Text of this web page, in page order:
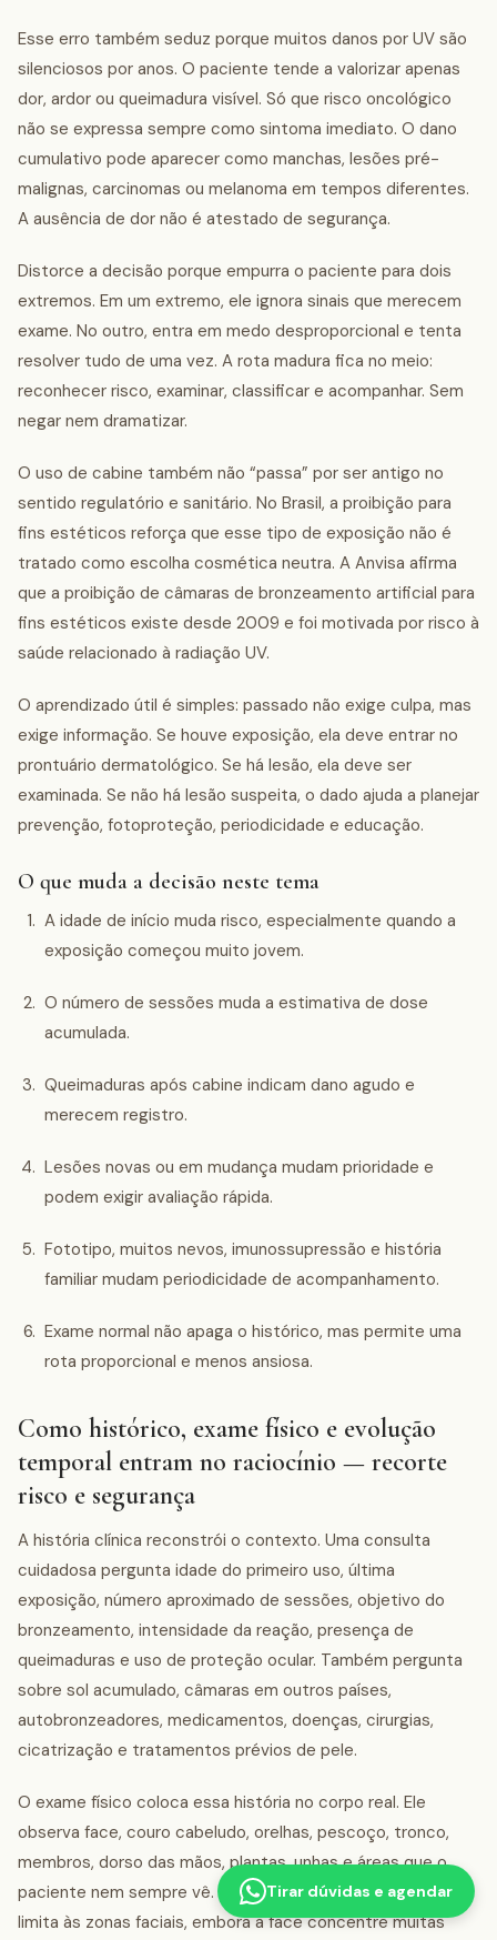
Esse erro também seduz porque muitos danos por UV são
silenciosos por anos. O paciente tende a valorizar apenas
dor, ardor ou queimadura visível. Só que risco oncológico
não se expressa sempre como sintoma imediato. O dano
cumulativo pode aparecer como manchas, lesões pré-
malignas, carcinomas ou melanoma em tempos diferentes.
A ausência de dor não é atestado de segurança.
Distorce a decisão porque empurra o paciente para dois
extremos. Em um extremo, ele ignora sinais que merecem
exame. No outro, entra em medo desproporcional e tenta
resolver tudo de uma vez. A rota madura fica no meio:
reconhecer risco, examinar, classificar e acompanhar. Sem
negar nem dramatizar.
O uso de cabine também não “passa” por ser antigo no
sentido regulatório e sanitário. No Brasil, a proibição para
fins estéticos reforça que esse tipo de exposição não é
tratado como escolha cosmética neutra. A Anvisa afirma
que a proibição de câmaras de bronzeamento artificial para
fins estéticos existe desde 2009 e foi motivada por risco à
saúde relacionado à radiação UV.
O aprendizado útil é simples: passado não exige culpa, mas
exige informação. Se houve exposição, ela deve entrar no
prontuário dermatológico. Se há lesão, ela deve ser
examinada. Se não há lesão suspeita, o dado ajuda a planejar
prevenção, fotoproteção, periodicidade e educação.
O que muda a decisão neste tema
A idade de início muda risco, especialmente quando a
exposição começou muito jovem.
O número de sessões muda a estimativa de dose
acumulada.
Queimaduras após cabine indicam dano agudo e
merecem registro.
Lesões novas ou em mudança mudam prioridade e
podem exigir avaliação rápida.
Fototipo, muitos nevos, imunossupressão e história
familiar mudam periodicidade de acompanhamento.
Exame normal não apaga o histórico, mas permite uma
rota proporcional e menos ansiosa.
Como histórico, exame físico e evolução
temporal entram no raciocínio — recorte
risco e segurança
A história clínica reconstrói o contexto. Uma consulta
cuidadosa pergunta idade do primeiro uso, última
exposição, número aproximado de sessões, objetivo do
bronzeamento, intensidade da reação, presença de
queimaduras e uso de proteção ocular. Também pergunta
sobre sol acumulado, câmaras em outros países,
autobronzeadores, medicamentos, doenças, cirurgias,
cicatrização e tratamentos prévios de pele.
O exame físico coloca essa história no corpo real. Ele
observa face, couro cabeludo, orelhas, pescoço, tronco,
membros, dorso das mãos, plantas, unhas e áreas que o
paciente nem sempre vê. O histórico de cabine não se
limita às zonas faciais, embora a face concentre muitas
Tirar dúvidas e agendar